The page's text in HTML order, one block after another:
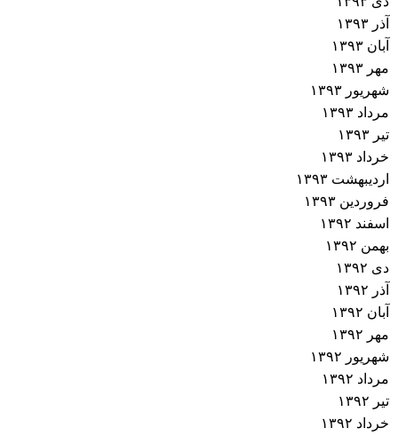
آذر ۱۳۹۳
آبان ۱۳۹۳
مهر ۱۳۹۳
شهریور ۱۳۹۳
مرداد ۱۳۹۳
تیر ۱۳۹۳
خرداد ۱۳۹۳
اردیبهشت ۱۳۹۳
فروردین ۱۳۹۳
اسفند ۱۳۹۲
بهمن ۱۳۹۲
دی ۱۳۹۲
آذر ۱۳۹۲
آبان ۱۳۹۲
مهر ۱۳۹۲
شهریور ۱۳۹۲
مرداد ۱۳۹۲
تیر ۱۳۹۲
خرداد ۱۳۹۲